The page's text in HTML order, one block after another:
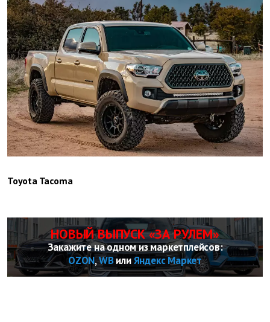
Toyota Tacoma
НОВЫЙ ВЫПУСК «ЗА РУЛЕМ»
Закажите на одном из маркетплейсов:
OZON,WBилиЯндекс Маркет